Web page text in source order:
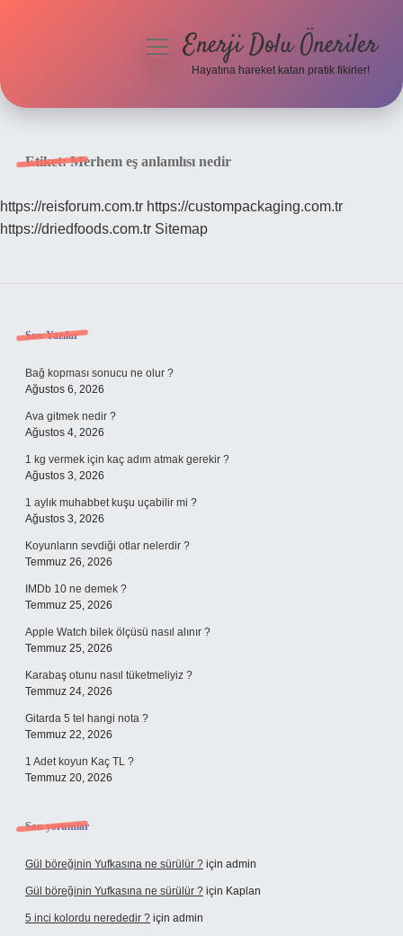
Hakkımızda
menüyüEnerji Dolu Öneriler
Hayatına hareket katan pratik fikirler!
Etiket:Merhem eş anlamlısı nedir
https://reisforum.com.tr https://custompackaging.com.tr
https://driedfoods.com.tr Sitemap
Sidebar
Son Yazılar
Bağ kopması sonucu ne olur ?
Ağustos 6, 2026
Ava gitmek nedir ?
Ağustos 4, 2026
1 kg vermek için kaç adım atmak gerekir ?
Ağustos 3, 2026
1 aylık muhabbet kuşu uçabilir mi ?
Ağustos 3, 2026
Koyunların sevdiği otlar nelerdir ?
Temmuz 26, 2026
IMDb 10 ne demek ?
Temmuz 25, 2026
Apple Watch bilek ölçüsü nasıl alınır ?
Temmuz 25, 2026
Karabaş otunu nasıl tüketmeliyiz ?
Temmuz 24, 2026
Gitarda 5 tel hangi nota ?
Temmuz 22, 2026
1 Adet koyun Kaç TL ?
Temmuz 20, 2026
Son yorumlar
Gül böreğinin Yufkasına ne sürülür ? için admin
Gül böreğinin Yufkasına ne sürülür ? için Kaplan
5 inci kolordu nerededir ? için admin